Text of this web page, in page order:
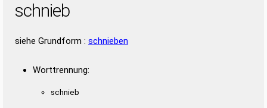
schnieb
siehe Grundform : schnieben
Worttrennung:
schnieb